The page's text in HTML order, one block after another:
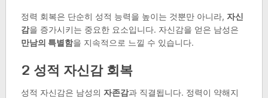
정력 회복은 단순히 성적 능력을 높이는 것뿐만 아니라, 자신
감을 증가시키는 중요한 요소입니다. 자신감을 얻은 남성은
만남의 특별함을 지속적으로 느낄 수 있습니다.
2 성적 자신감 회복
성적 자신감은 남성의 자존감과 직결됩니다. 정력이 약해지